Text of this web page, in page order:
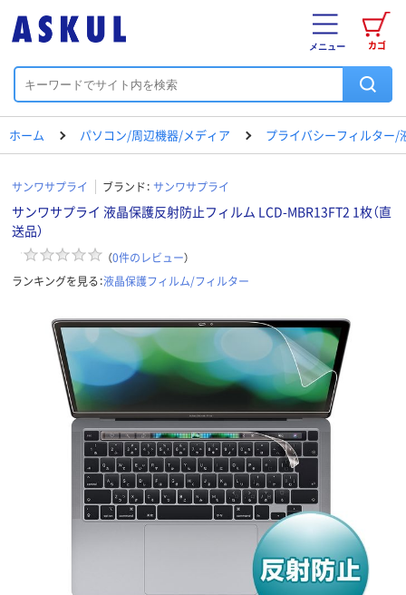
カゴ
メニュー
ホーム パソコン/周辺機器/メディア プライバシーフィルター/
サンワサプライ ブランド： サンワサプライ
サンワサプライ 液晶保護反射防止フィルム LCD-MBR13FT2 1枚（直
送品）
（0件のレビュー）
ランキングを見る：液晶保護フィルム/フィルター